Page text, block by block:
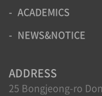
ACADEMICS
NEWS&NOTICE
ADDRESS
25 Bongjeong-ro